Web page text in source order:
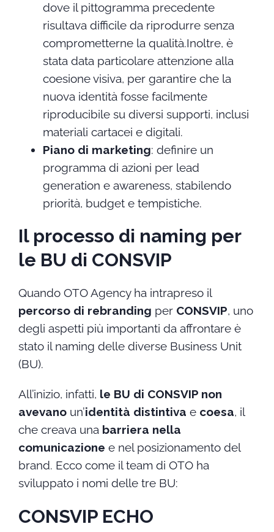
dove il pittogramma precedente
risultava difficile da riprodurre senza
comprometterne la qualità.Inoltre, è
stata data particolare attenzione alla
coesione visiva, per garantire che la
nuova identità fosse facilmente
riproducibile su diversi supporti, inclusi
materiali cartacei e digitali.
Piano di marketing: definire un
programma di azioni per lead
generation e awareness, stabilendo
priorità, budget e tempistiche.
Il processo di naming per
le BU di CONSVIP
Quando OTO Agency ha intrapreso il
percorso di rebranding per CONSVIP, uno
degli aspetti più importanti da affrontare è
stato il naming delle diverse Business Unit
(BU).
All’inizio, infatti, le BU di CONSVIP non
avevano un’identità distintiva ecoesa, il
che creava una barriera nella
comunicazione e nel posizionamento del
brand. Ecco come il team di OTO ha
sviluppato i nomi delle tre BU:
CONSVIP ECHO